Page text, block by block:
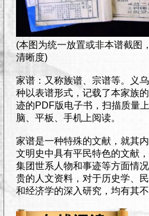
(本图为统一放置或非本谱截图
清晰度)
家谱：又称族谱、宗谱等。义
种以表谱形式，记载了本家族
迹的PDF版电子书，扫描质量
脑、平板、手机上阅读。
家谱是一种特殊的文献，就其
文明史中具有平民特色的文献
集团世系人物和事迹等方面情
贵的人文资料，对于历史学、
和经济学的深入研究，均有其